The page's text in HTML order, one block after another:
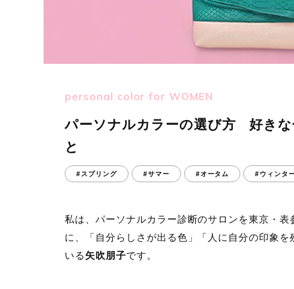
personal color for WOMEN
パーソナルカラーの選び方 好きな
と
#スプリング #サマー #オータム #ウィンタ
私は、パーソナルカラー診断のサロンを東京・
に、「自分らしさが出る色」「人に自分の印象
いる 矢吹朋子です。